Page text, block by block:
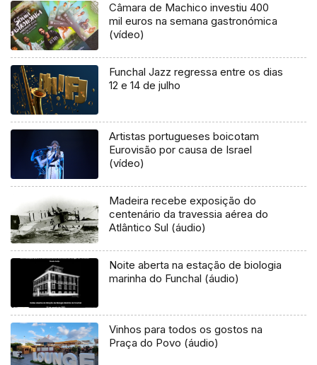
Câmara de Machico investiu 400
mil euros na semana gastronómica
(vídeo)
Funchal Jazz regressa entre os dias
12 e 14 de julho
Artistas portugueses boicotam
Eurovisão por causa de Israel
(vídeo)
Madeira recebe exposição do
centenário da travessia aérea do
Atlântico Sul (áudio)
Noite aberta na estação de biologia
marinha do Funchal (áudio)
Vinhos para todos os gostos na
Praça do Povo (áudio)